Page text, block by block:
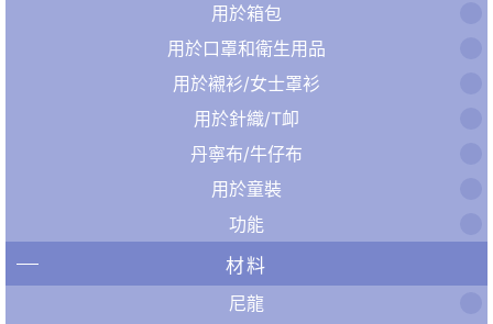
用於箱包
用於口罩和衛生用品
用於襯衫/女士罩衫
用於針織/T卹
丹寧布/牛仔布
用於童裝
功能
材料
尼龍